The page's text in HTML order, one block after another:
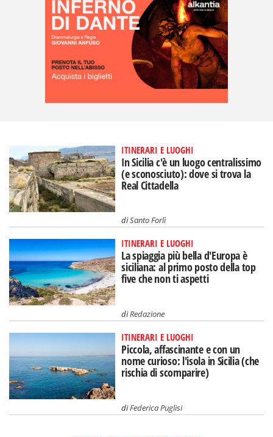
ITINERARI E LUOGHI
In Sicilia c'è un luogo centralissimo
(e sconosciuto): dove si trova la
Real Cittadella
diSanto Forlì
ITINERARI E LUOGHI
La spiaggia più bella d'Europa è
siciliana: al primo posto della top
five che non ti aspetti
diRedazione
ITINERARI E LUOGHI
Piccola, affascinante e con un
nome curioso: l'isola in Sicilia (che
rischia di scomparire)
diFederica Puglisi